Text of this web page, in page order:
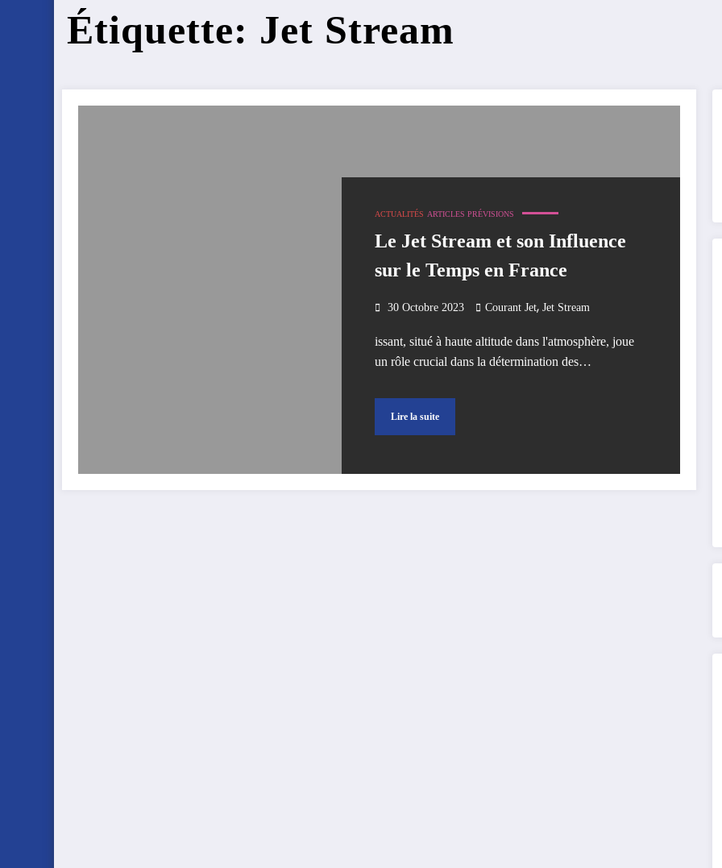
Étiquette: Jet Stream
ACTUALITÉS ARTICLES PRÉVISIONS
Le Jet Stream et son Influence
sur le Temps en France
30 Octobre 2023 Courant Jet, Jet Stream
issant, situé à haute altitude dans l'atmosphère, joue
un rôle crucial dans la détermination des…
Lire la suite